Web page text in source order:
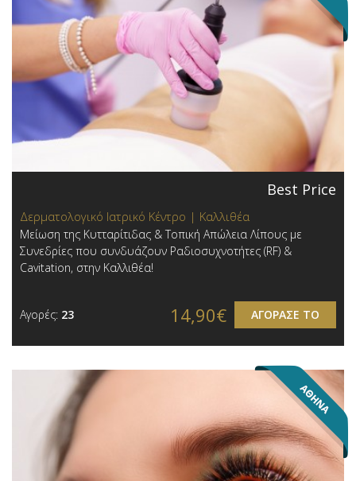
Best Price
Δερματολογικό Ιατρικό Κέντρο | Καλλιθέα
Μείωση της Κυτταρίτιδας & Τοπική Απώλεια Λίπους με
Συνεδρίες που συνδυάζουν Ραδιοσυχνοτήτες (RF) &
Cavitation, στην Καλλιθέα!
Αγορές: 23 ΑΓΟΡΑΣΕ ΤΟ
14,90€